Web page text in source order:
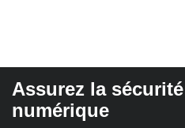
Assurez la
numérique